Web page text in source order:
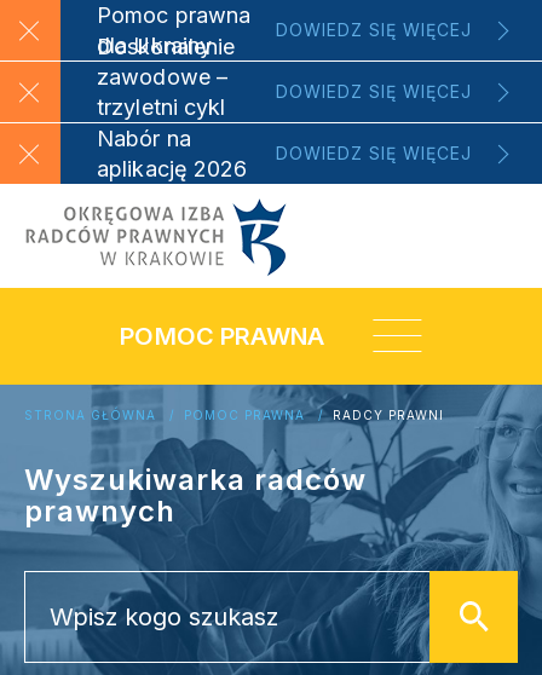
Pomoc prawna
dla Ukrainy
DOWIEDZ SIĘ WIĘCEJ
Doskonalenie
zawodowe –
trzyletni cykl
szkoleniowy
DOWIEDZ SIĘ WIĘCEJ
Nabór na
aplikację 2026
DOWIEDZ SIĘ WIĘCEJ
POMOC PRAWNA
STRONA GŁÓWNA POMOC PRAWNA RADCY PRAWNI
Wyszukiwarka radców
prawnych